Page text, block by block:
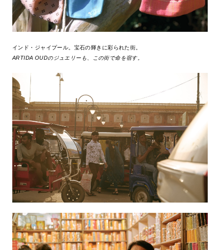
インド・ジャイプール。宝石の輝きに彩られた街。
ARTIDA OUDのジュエリーも、この街で命を宿す。